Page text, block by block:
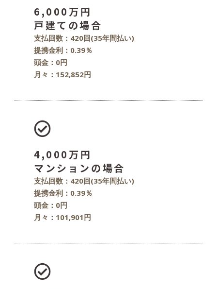
6,000万円
戸建ての場合
支払回数：420回(35年間払い)
提携金利：0.39％
頭金：0円
月々：152,852円
4,000万円
マンションの場合
支払回数：420回(35年間払い)
提携金利：0.39％
頭金：0円
月々：101,901円